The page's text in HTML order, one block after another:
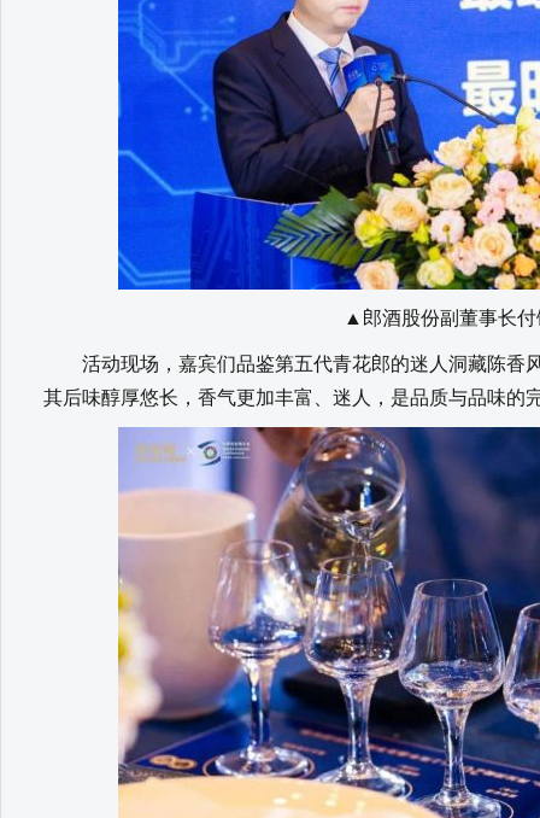
▲郎酒股份副董事长付
活动现场，嘉宾们品鉴第五代青花郎的迷人洞藏陈香
其后味醇厚悠长，香气更加丰富、迷人，是品质与品味的